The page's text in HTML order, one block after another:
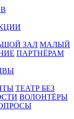
ЗАЛ МАЛЫЙ
ПАРТНЁРАМ
ТЕАТР БЕЗ
ВОЛОНТЁРЫ